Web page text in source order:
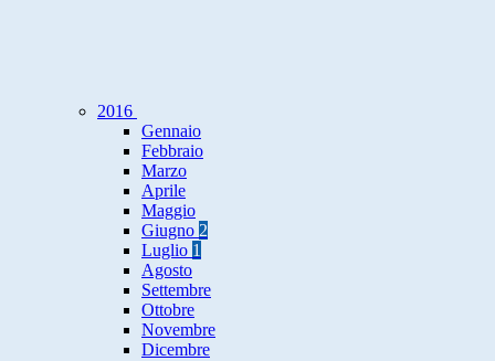
2016
Gennaio
Febbraio
Marzo
Aprile
Maggio
Giugno 2
Luglio 1
Agosto
Settembre
Ottobre
Novembre
Dicembre